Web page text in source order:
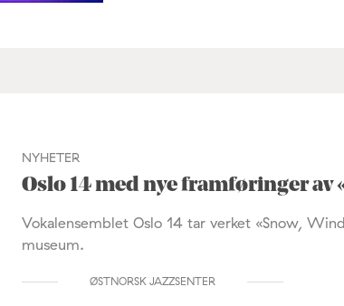
NYHETER
Oslo 14 med nye framføringer av
Vokalensemblet Oslo 14 tar verket «Snow,
museum.
ØSTNORSK JAZZSENTER